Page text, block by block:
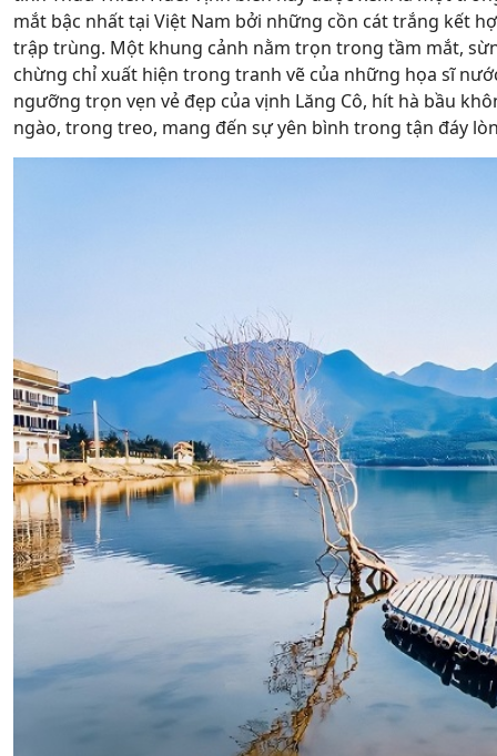
mắt bậc nhất tại Việt Nam bởi những cồn cát trắng kết
trập trùng. Một khung cảnh nằm trọn trong tầm mắt,
chừng chỉ xuất hiện trong tranh vẽ của những họa sĩ
ngưỡng trọn vẹn vẻ đẹp của vịnh Lăng Cô, hít hà bầu
ngào, trong treo, mang đến sự yên bình trong tận đáy